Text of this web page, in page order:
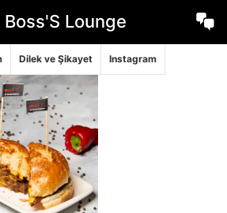
Boss'S Lounge
Dilek ve Şikayet Instagram